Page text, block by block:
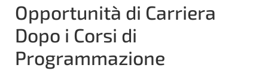
Opportunità di Carriera
Dopo i Corsi di
Programmazione